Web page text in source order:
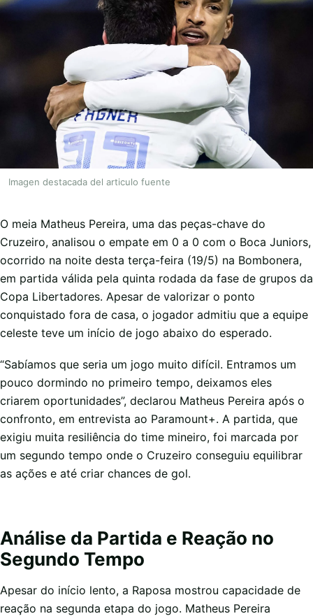
Imagen destacada del articulo fuente
O meia Matheus Pereira, uma das peças-chave do
Cruzeiro, analisou o empate em 0 a 0 com o Boca Juniors,
ocorrido na noite desta terça-feira (19/5) na Bombonera,
em partida válida pela quinta rodada da fase de grupos da
Copa Libertadores. Apesar de valorizar o ponto
conquistado fora de casa, o jogador admitiu que a equipe
celeste teve um início de jogo abaixo do esperado.
“Sabíamos que seria um jogo muito difícil. Entramos um
pouco dormindo no primeiro tempo, deixamos eles
criarem oportunidades”, declarou Matheus Pereira após o
confronto, em entrevista ao Paramount+. A partida, que
exigiu muita resiliência do time mineiro, foi marcada por
um segundo tempo onde o Cruzeiro conseguiu equilibrar
as ações e até criar chances de gol.
Análise da Partida e Reação no
Segundo Tempo
Apesar do início lento, a Raposa mostrou capacidade de
reação na segunda etapa do jogo. Matheus Pereira